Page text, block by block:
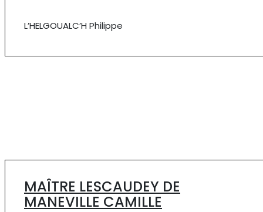
L’HELGOUALC’H Philippe
MAÎTRE LESCAUDEY DE
MANEVILLE CAMILLE